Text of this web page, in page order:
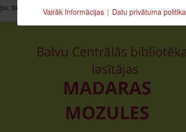
Skatīts: 2868Vairāk Informācijas | Datu privātuma politika